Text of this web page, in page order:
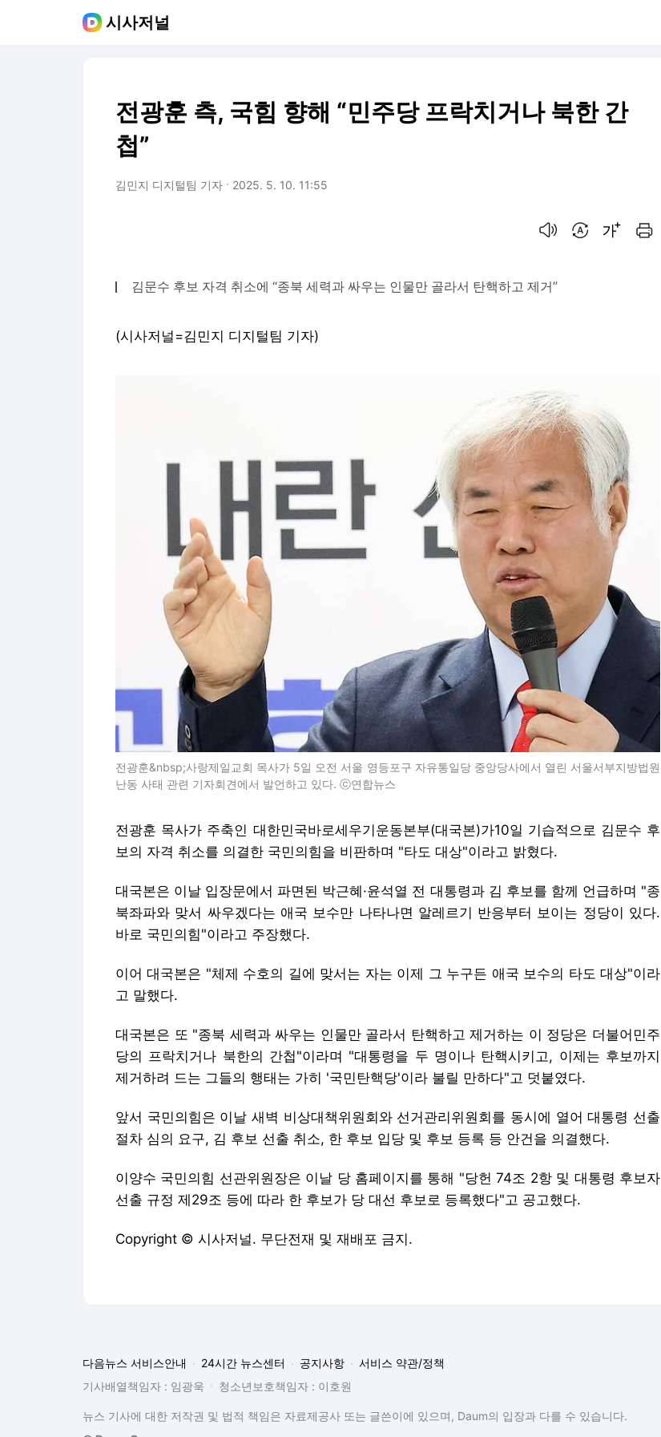
시사저널
전광훈 측, 국힘 향해 “민주당 프락치거나 북한 간
첩”
김민지 디지털팀 기자 2025. 5. 10. 11:55
김문수 후보 자격 취소에 “종북 세력과 싸우는 인물만 골라서 탄핵하고 제거”
(시사저널=김민지 디지털팀 기자)
전광훈&nbsp;사랑제일교회 목사가 5일 오전 서울 영등포구 자유통일당 중앙당사에서 열린 서울서부지방법원
난동 사태 관련 기자회견에서 발언하고 있다. ⓒ연합뉴스
전광훈 목사가 주축인 대한민국바로세우기운동본부(대국본)가10일 기습적으로 김문수 후
보의 자격 취소를 의결한 국민의힘을 비판하며 "타도 대상"이라고 밝혔다.
대국본은 이날 입장문에서 파면된 박근혜·윤석열 전 대통령과 김 후보를 함께 언급하며 "종
북좌파와 맞서 싸우겠다는 애국 보수만 나타나면 알레르기 반응부터 보이는 정당이 있다.
바로 국민의힘"이라고 주장했다.
이어 대국본은 "체제 수호의 길에 맞서는 자는 이제 그 누구든 애국 보수의 타도 대상"이라
고 말했다.
대국본은 또 "종북 세력과 싸우는 인물만 골라서 탄핵하고 제거하는 이 정당은 더불어민주
당의 프락치거나 북한의 간첩"이라며 "대통령을 두 명이나 탄핵시키고, 이제는 후보까지
제거하려 드는 그들의 행태는 가히 '국민탄핵당'이라 불릴 만하다"고 덧붙였다.
앞서 국민의힘은 이날 새벽 비상대책위원회와 선거관리위원회를 동시에 열어 대통령 선출
절차 심의 요구, 김 후보 선출 취소, 한 후보 입당 및 후보 등록 등 안건을 의결했다.
이양수 국민의힘 선관위원장은 이날 당 홈페이지를 통해 "당헌 74조 2항 및 대통령 후보자
선출 규정 제29조 등에 따라 한 후보가 당 대선 후보로 등록했다"고 공고했다.
Copyright © 시사저널. 무단전재 및 재배포 금지.
다음뉴스 서비스안내 24시간 뉴스센터 공지사항
서비스 약관/정책
기사배열책임자 : 임광욱
청소년보호책임자 : 이호원
뉴스 기사에 대한 저작권 및 법적 책임은 자료제공사 또는 글쓴이에 있으며, Daum의 입장과 다를 수 있습니다.